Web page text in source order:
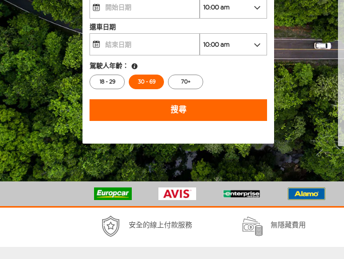
還車日期
駕駛人年齡：
18 - 29 30 - 69 70+
搜尋
安全的線上付款服務 無隱藏費用